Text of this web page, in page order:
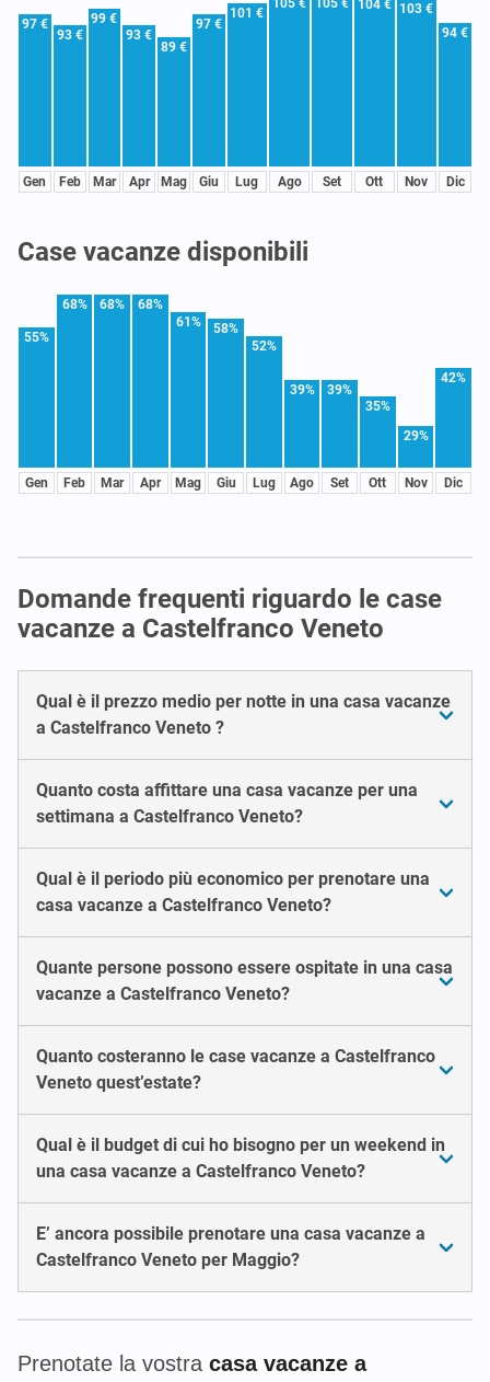
97 €
Gen
93 €
Feb
99 €
Mar
93 €
Apr
89 €
Mag
97 €
Giu
101 €
Lug
105 €
Ago
105 €
Set
104 €
Ott
103 €
Nov
94 €
Dic
Case vacanze disponibili
55%
Gen
68%
Feb
68%
Mar
68%
Apr
61%
Mag
58%
Giu
52%
Lug
39%
Ago
39%
Set
35%
Ott
29%
Nov
42%
Dic
Domande frequenti riguardo le case
vacanze a Castelfranco Veneto
Qual è il prezzo medio per notte in una casa vacanze
a Castelfranco Veneto ?
Quanto costa affittare una casa vacanze per una
settimana a Castelfranco Veneto?
Qual è il periodo più economico per prenotare una
casa vacanze a Castelfranco Veneto?
Quante persone possono essere ospitate in una casa
vacanze a Castelfranco Veneto?
Quanto costeranno le case vacanze a Castelfranco
Veneto quest’estate?
Qual è il budget di cui ho bisogno per un weekend in
una casa vacanze a Castelfranco Veneto?
E’ ancora possibile prenotare una casa vacanze a
Castelfranco Veneto per Maggio?
Prenotate la vostra casa vacanze a